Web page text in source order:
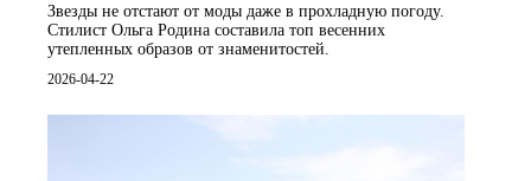
Звезды не отстают от моды даже в прохладную погоду.
Стилист Ольга Родина составила топ весенних
утепленных образов от знаменитостей.
2026-04-22